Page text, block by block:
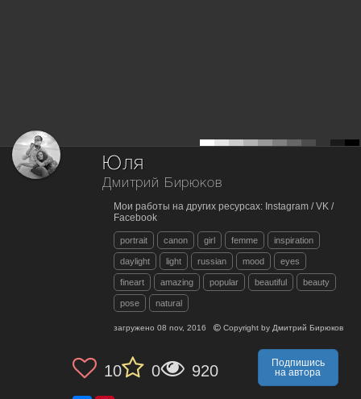
Юля
Дмитрий Бирюков
Мои работы на других ресурсах: Instagram / VK /
Facebook
portrait canon girl femme inspiration
daylight light russian mood eyes
fineart amazing popular beautiful beauty
pose natural
загружено 08 nov, 2016 Copyright by Дмитрий Бирюков
10 0 920
Подпишись
на автора